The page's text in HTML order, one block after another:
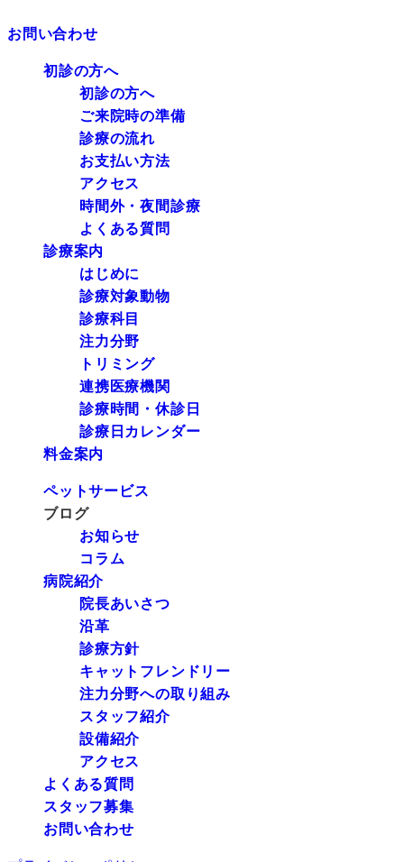
お問い合わせ
初診の方へ
初診の方へ
ご来院時の準備
診療の流れ
お支払い方法
アクセス
時間外・夜間診療
よくある質問
診療案内
はじめに
診療対象動物
診療科目
注力分野
トリミング
連携医療機関
診療時間・休診日
診療日カレンダー
料金案内
ペットサービス
ブログ
お知らせ
コラム
病院紹介
院長あいさつ
沿革
診療方針
キャットフレンドリー
注力分野への取り組み
スタッフ紹介
設備紹介
アクセス
よくある質問
スタッフ募集
お問い合わせ